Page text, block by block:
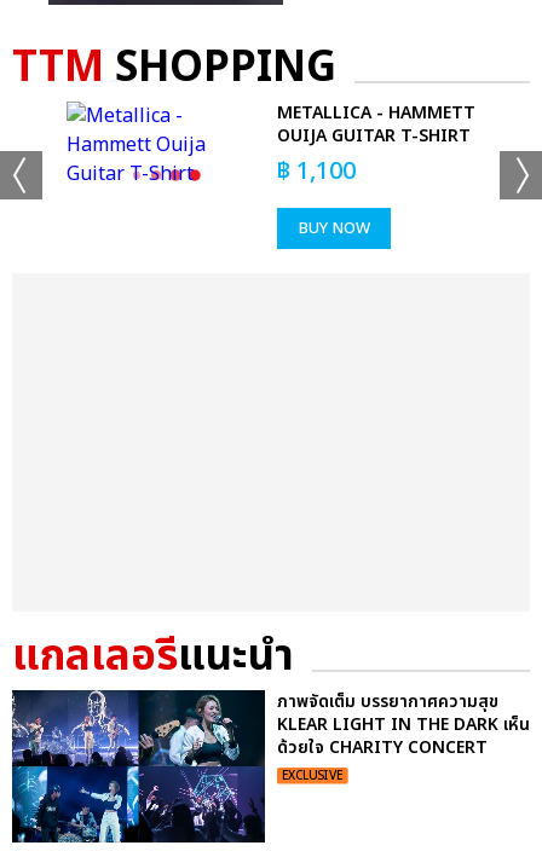
TTM SHOPPING
METALLICA - HAMMETT
OUIJA GUITAR T-SHIRT
฿ 1,100
BUY NOW
แกลเลอรีแนะนำ
ภาพจัดเต็ม บรรยากาศความสุข
KLEAR LIGHT IN THE DARK เห็น
ด้วยใจ CHARITY CONCERT
EXCLUSIVE